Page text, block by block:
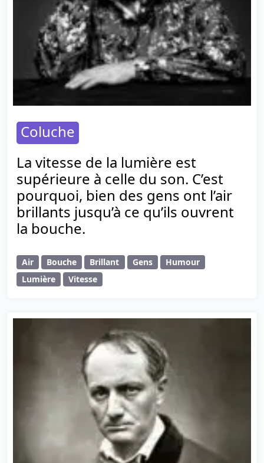
Coluche
La vitesse de la lumière est
supérieure à celle du son. C’est
pourquoi, bien des gens ont l’air
brillants jusqu’à ce qu’ils ouvrent
la bouche.
Air Bouche Brillant Gens
Humour
Lumière
Vitesse